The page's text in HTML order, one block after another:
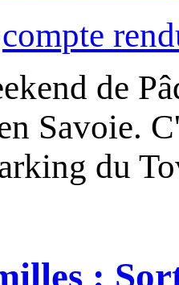
compte
de
Savoie.
du
: